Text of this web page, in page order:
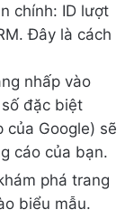
chính: ID lượt
Đây là cách
nhấp vào
đặc biệt
của Google) sẽ
cáo của bạn.
phá trang
biểu mẫu.